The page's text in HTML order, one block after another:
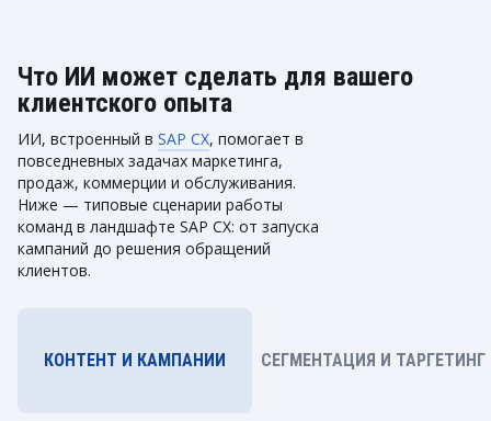
Что ИИ может сделать для вашего
клиентского опыта
ИИ, встроенный в SAP CX, помогает в
повседневных задачах маркетинга,
продаж, коммерции и обслуживания.
Ниже — типовые сценарии работы
команд в ландшафте SAP CX: от запуска
кампаний до решения обращений
клиентов.
КОНТЕНТ И КАМПАНИИ СЕГМЕНТАЦИЯ И ТАРГЕТИНГ